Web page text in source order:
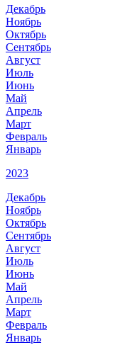
Декабрь
Ноябрь
Октябрь
Сентябрь
Август
Июль
Июнь
Май
Апрель
Март
Февраль
Январь
2023
Декабрь
Ноябрь
Октябрь
Сентябрь
Август
Июль
Июнь
Май
Апрель
Март
Февраль
Январь